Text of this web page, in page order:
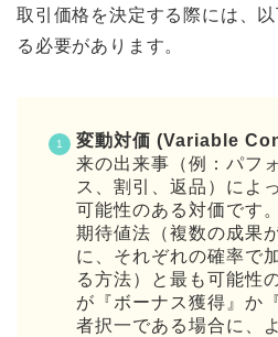
取引価格を決定する際には、
る必要があります。
変動対価 (Variable
来の出来事（例：パフ
ス、割引、返品）によ
可能性のある対価です
期待値法（複数の成果
に、それぞれの確率で
る方法）と最も可能性
が『ボーナス獲得』か
者択一である場合に、